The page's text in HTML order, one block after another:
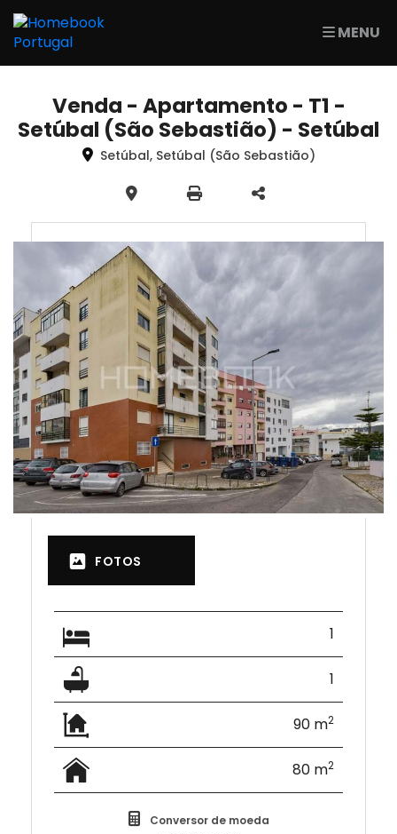
MENU
Venda - Apartamento - T1 -
Setúbal (São Sebastião) - Setúbal
Setúbal, Setúbal (São Sebastião)
FOTOS
1
1
90 m2
80 m2
Conversor de moeda